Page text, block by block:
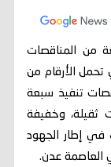
من المناقصات
والتي تحمل الأرقام من
تنفيذ سبعة
ثقيلة، وخفيفة
في إطار الجهود
العاصمة عدن.